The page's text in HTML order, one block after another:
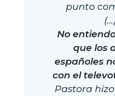
punto
No
que los
españoles
con el
Pastora